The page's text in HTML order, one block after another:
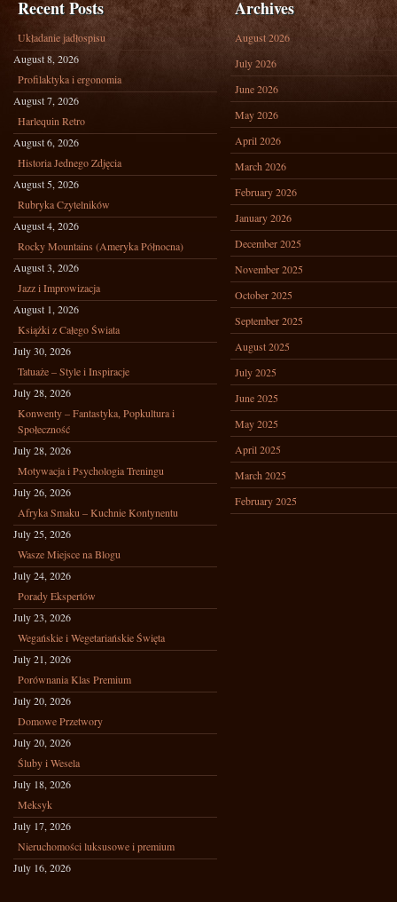
Recent Posts
Układanie jadłospisu
August 8, 2026
Profilaktyka i ergonomia
August 7, 2026
Harlequin Retro
August 6, 2026
Historia Jednego Zdjęcia
August 5, 2026
Rubryka Czytelników
August 4, 2026
Rocky Mountains (Ameryka Północna)
August 3, 2026
Jazz i Improwizacja
August 1, 2026
Książki z Całego Świata
July 30, 2026
Tatuaże – Style i Inspiracje
July 28, 2026
Konwenty – Fantastyka, Popkultura i
Społeczność
July 28, 2026
Motywacja i Psychologia Treningu
July 26, 2026
Afryka Smaku – Kuchnie Kontynentu
July 25, 2026
Wasze Miejsce na Blogu
July 24, 2026
Porady Ekspertów
July 23, 2026
Wegańskie i Wegetariańskie Święta
July 21, 2026
Porównania Klas Premium
July 20, 2026
Domowe Przetwory
July 20, 2026
Śluby i Wesela
July 18, 2026
Meksyk
July 17, 2026
Nieruchomości luksusowe i premium
July 16, 2026
Archives
August 2026
July 2026
June 2026
May 2026
April 2026
March 2026
February 2026
January 2026
December 2025
November 2025
October 2025
September 2025
August 2025
July 2025
June 2025
May 2025
April 2025
March 2025
February 2025